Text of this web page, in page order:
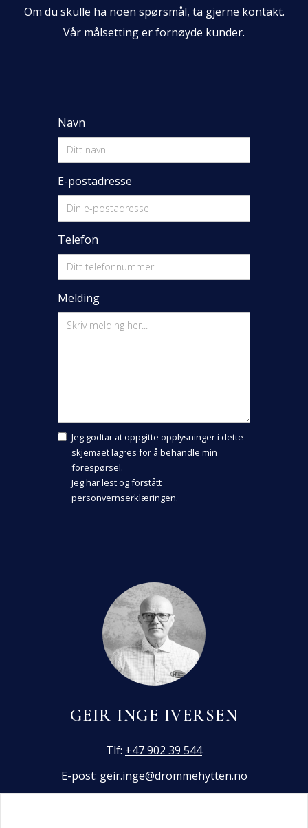
Om du skulle ha noen spørsmål, ta gjerne kontakt.
Vår målsetting er fornøyde kunder.
Navn
E-postadresse
Telefon
Melding
Jeg godtar at oppgitte opplysninger i dette
skjemaet lagres for å behandle min
forespørsel.
Jeg har lest og forstått
personvernserklæringen.
GEIR INGE IVERSEN
Tlf: +47 902 39 544
E-post: geir.inge@drommehytten.no